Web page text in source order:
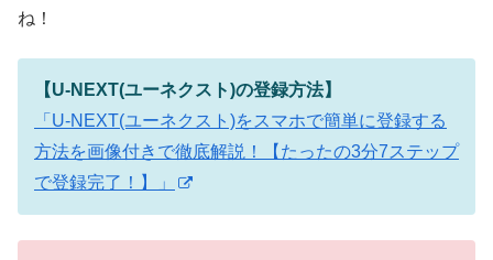
ね！
【U-NEXT(ユーネクスト)の登録方法】
「U-NEXT(ユーネクスト)をスマホで簡単に登録する
方法を画像付きで徹底解説！【たったの3分7ステップ
で登録完了！】」